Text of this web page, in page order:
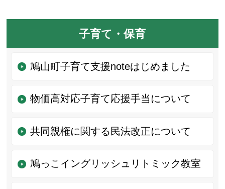
子育て・保育
鳩山町子育て支援noteはじめました
物価高対応子育て応援手当について
共同親権に関する民法改正について
鳩っこイングリッシュリトミック教室